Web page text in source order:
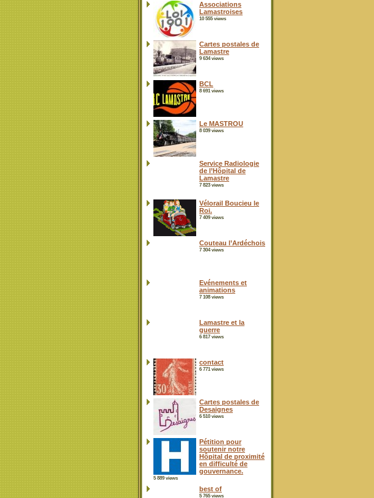
Associations
Lamastroises
10 555 views
Cartes postales de
Lamastre
9 634 views
BCL
8 691 views
Le MASTROU
8 039 views
Service Radiologie
de l’Hôpital de
Lamastre
7 823 views
Vélorail Boucieu le
Roi.
7 409 views
Couteau l’Ardéchois
7 304 views
Evénements et
animations
7 108 views
Lamastre et la
guerre
6 817 views
contact
6 771 views
Cartes postales de
Desaignes
6 510 views
Pétition pour
soutenir notre
Hôpital de proximité
en difficulté de
gouvernance.
5 889 views
best of
5 765 views